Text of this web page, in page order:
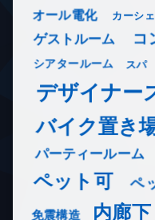
オール電化 カーシ
ゲストルーム コ
シアタールーム スパ
デザイナー
バイク置き
パーティールーム
ペット可 ペ
免震構造 内廊下